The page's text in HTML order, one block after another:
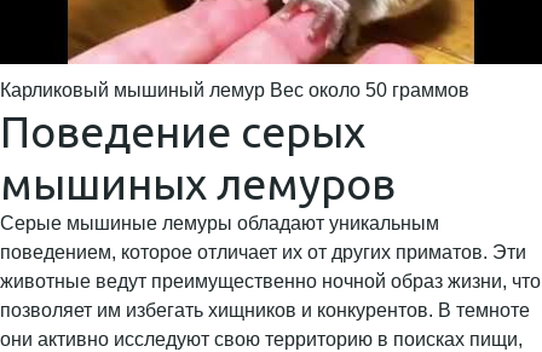
Карликовый мышиный лемур Вес около 50 граммов
Поведение серых
мышиных лемуров
Серые мышиные лемуры обладают уникальным
поведением, которое отличает их от других приматов. Эти
животные ведут преимущественно ночной образ жизни, что
позволяет им избегать хищников и конкурентов. В темноте
они активно исследуют свою территорию в поисках пищи,